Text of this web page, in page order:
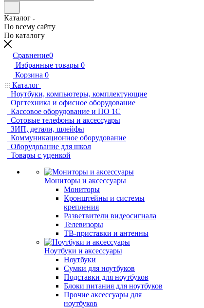
Каталог
По всему сайту
По каталогу
Сравнение0
Избранные товары 0
Корзина 0
Каталог
Ноутбуки, компьютеры, комплектующие
Оргтехника и офисное оборудование
Кассовое оборудование и ПО 1С
Сотовые телефоны и аксессуары
ЗИП, детали, шлейфы
Коммуникационное оборудование
Оборудование для школ
Товары с уценкой
Мониторы и аксессуары
Мониторы
Кронштейны и системы
крепления
Разветвители видеосигнала
Телевизоры
ТВ-приставки и антенны
Ноутбуки и аксессуары
Ноутбуки
Сумки для ноутбуков
Подставки для ноутбуков
Блоки питания для ноутбуков
Прочие аксессуары для
ноутбуков